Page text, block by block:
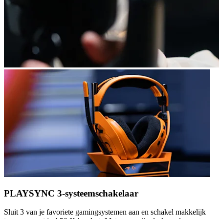
PLAYSYNC 3-systeemschakelaar
Sluit 3 van je favoriete gamingsystemen aan en schakel makkelijk